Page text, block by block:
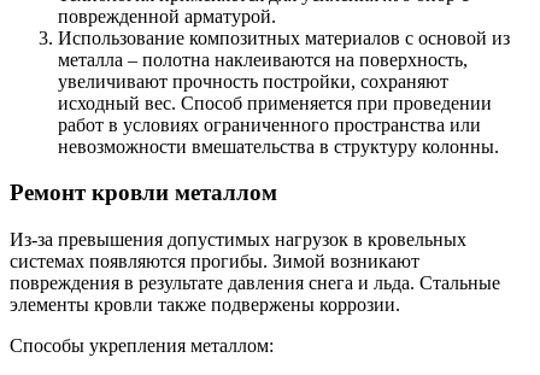
поврежденной арматурой.
Использование композитных материалов с основой из
металла – полотна наклеиваются на поверхность,
увеличивают прочность постройки, сохраняют
исходный вес. Способ применяется при проведении
работ в условиях ограниченного пространства или
невозможности вмешательства в структуру колонны.
Ремонт кровли металлом
Из-за превышения допустимых нагрузок в кровельных
системах появляются прогибы. Зимой возникают
повреждения в результате давления снега и льда. Стальные
элементы кровли также подвержены коррозии.
Способы укрепления металлом: